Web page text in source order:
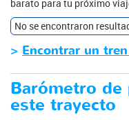
barato para tu próximo
No se encontraron
> Encontrar un
Barómetro
este trayecto